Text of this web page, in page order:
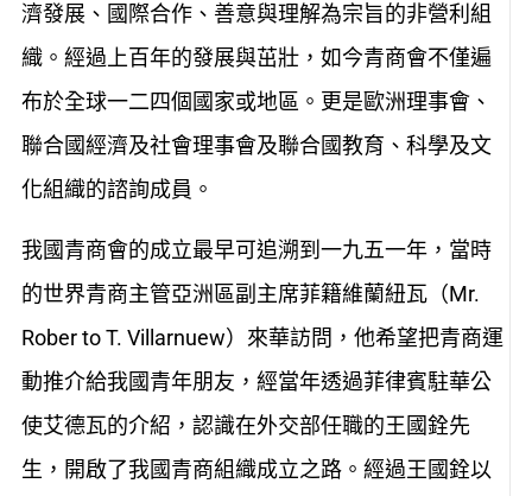
濟發展、國際合作、善意與理解為宗旨的非營利組
織。經過上百年的發展與茁壯，如今青商會不僅遍
布於全球一二四個國家或地區。更是歐洲理事會、
聯合國經濟及社會理事會及聯合國教育、科學及文
化組織的諮詢成員。
我國青商會的成立最早可追溯到一九五一年，當時
的世界青商主管亞洲區副主席菲籍維蘭紐瓦（Mr.
Rober to T. Villarnuew）來華訪問，他希望把青商運
動推介給我國青年朋友，經當年透過菲律賓駐華公
使艾德瓦的介紹，認識在外交部任職的王國銓先
生，開啟了我國青商組織成立之路。經過王國銓以